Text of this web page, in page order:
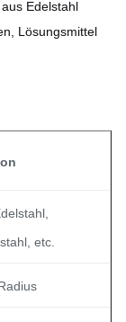
Edelstahl
Lösungsmittel
etc.